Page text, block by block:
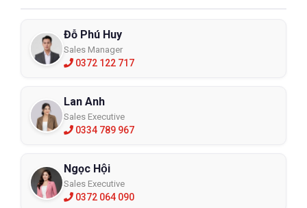
Đỗ Phú Huy
Sales Manager
0372 122 717
Lan Anh
Sales Executive
0334 789 967
Ngọc Hội
Sales Executive
0372 064 090